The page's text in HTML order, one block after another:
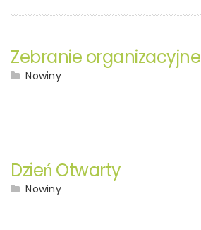
Zebranie organizacyjne
Nowiny
Dzień Otwarty
Nowiny